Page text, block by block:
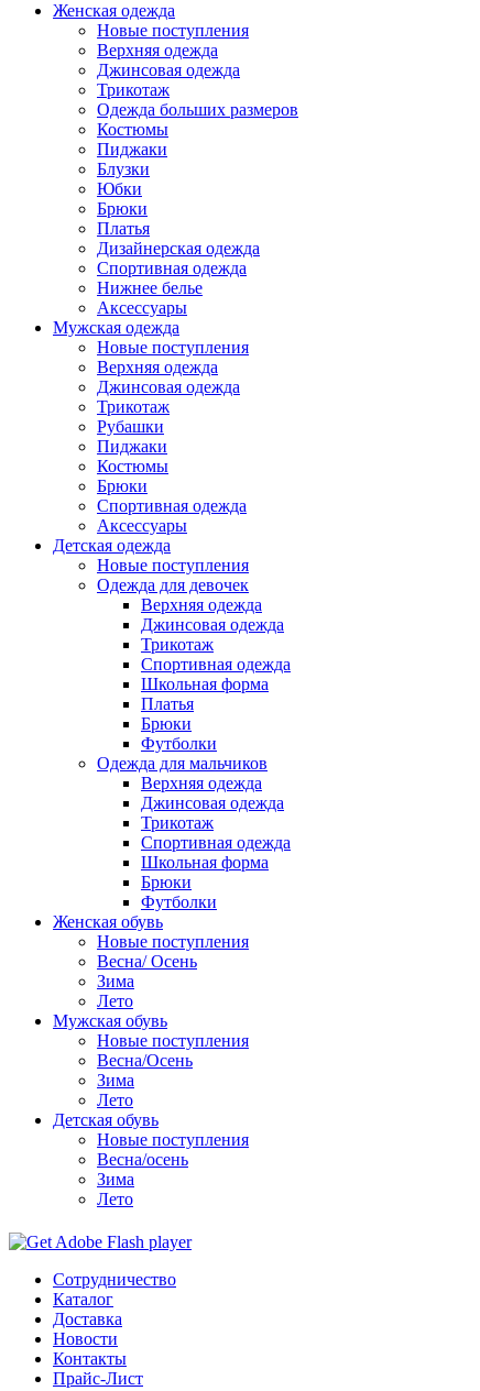
Женская одежда
Новые поступления
Верхняя одежда
Джинсовая одежда
Трикотаж
Одежда больших размеров
Костюмы
Пиджаки
Блузки
Юбки
Брюки
Платья
Дизайнерская одежда
Спортивная одежда
Нижнее белье
Аксессуары
Мужская одежда
Новые поступления
Верхняя одежда
Джинсовая одежда
Трикотаж
Рубашки
Пиджаки
Костюмы
Брюки
Спортивная одежда
Аксессуары
Детская одежда
Новые поступления
Одежда для девочек
Верхняя одежда
Джинсовая одежда
Трикотаж
Спортивная одежда
Школьная форма
Платья
Брюки
Футболки
Одежда для мальчиков
Верхняя одежда
Джинсовая одежда
Трикотаж
Спортивная одежда
Школьная форма
Брюки
Футболки
Женская обувь
Новые поступления
Весна/ Осень
Зима
Лето
Мужская обувь
Новые поступления
Весна/Осень
Зима
Лето
Детская обувь
Новые поступления
Весна/осень
Зима
Лето
Сотрудничество
Каталог
Доставка
Новости
Контакты
Прайс-Лист